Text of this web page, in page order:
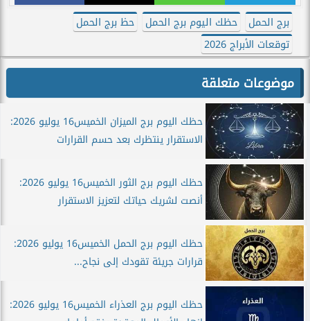
برج الحمل حظك اليوم برج الحمل
حظ برج الحمل
توقعات الأبراج 2026
موضوعات متعلقة
حظك اليوم برج الميزان الخميس16 يوليو 2026:
الاستقرار ينتظرك بعد حسم القرارات
حظك اليوم برج الثور الخميس16 يوليو 2026:
أنصت لشريك حياتك لتعزيز الاستقرار
حظك اليوم برج الحمل الخميس16 يوليو 2026:
قرارات جريئة تقودك إلى نجاح...
حظك اليوم برج العذراء الخميس16 يوليو 2026: